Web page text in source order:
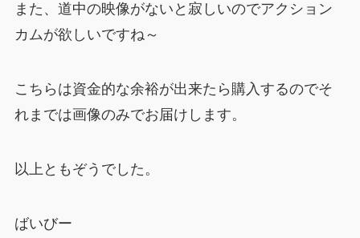
また、道中の映像がないと寂しいのでアクション
カムが欲しいですね～
こちらは資金的な余裕が出来たら購入するのでそ
れまでは画像のみでお届けします。
以上ともぞうでした。
ばいびー